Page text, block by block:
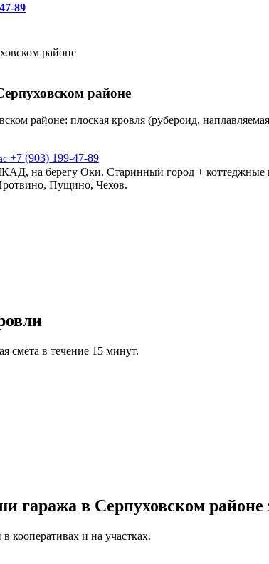
89
районе
районе: плоская кровля (рубероид,
+7 (903) 199-47-89
на берегу Оки. Старинный город + коттеджные
Пущино, Чехов.
смета в течение 15 минут.
гаража в Серпуховском районе
кооперативах и на участках.